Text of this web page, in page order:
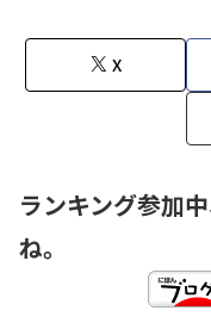
X
ランキング参加
ね。